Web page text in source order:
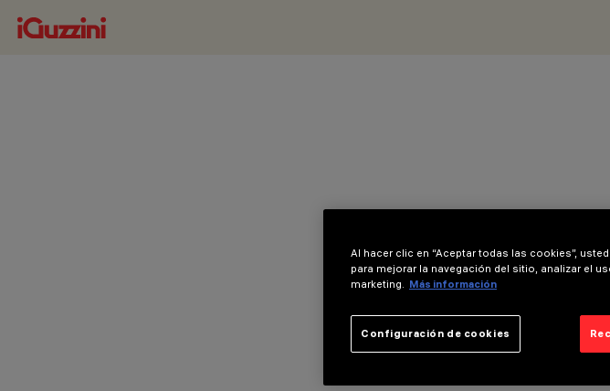
Al hacer clic en “Aceptar todas las cookies”,
para mejorar la navegación del sitio, analizar el
marketing. Más información
Configuración de cookies